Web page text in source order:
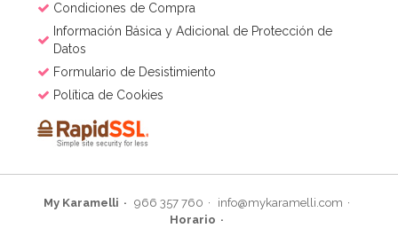
Condiciones de Compra
Información Básica y Adicional de Protección de
Datos
Formulario de Desistimiento
Política de Cookies
My Karamelli 966 357 760
info@mykaramelli.com
Horario